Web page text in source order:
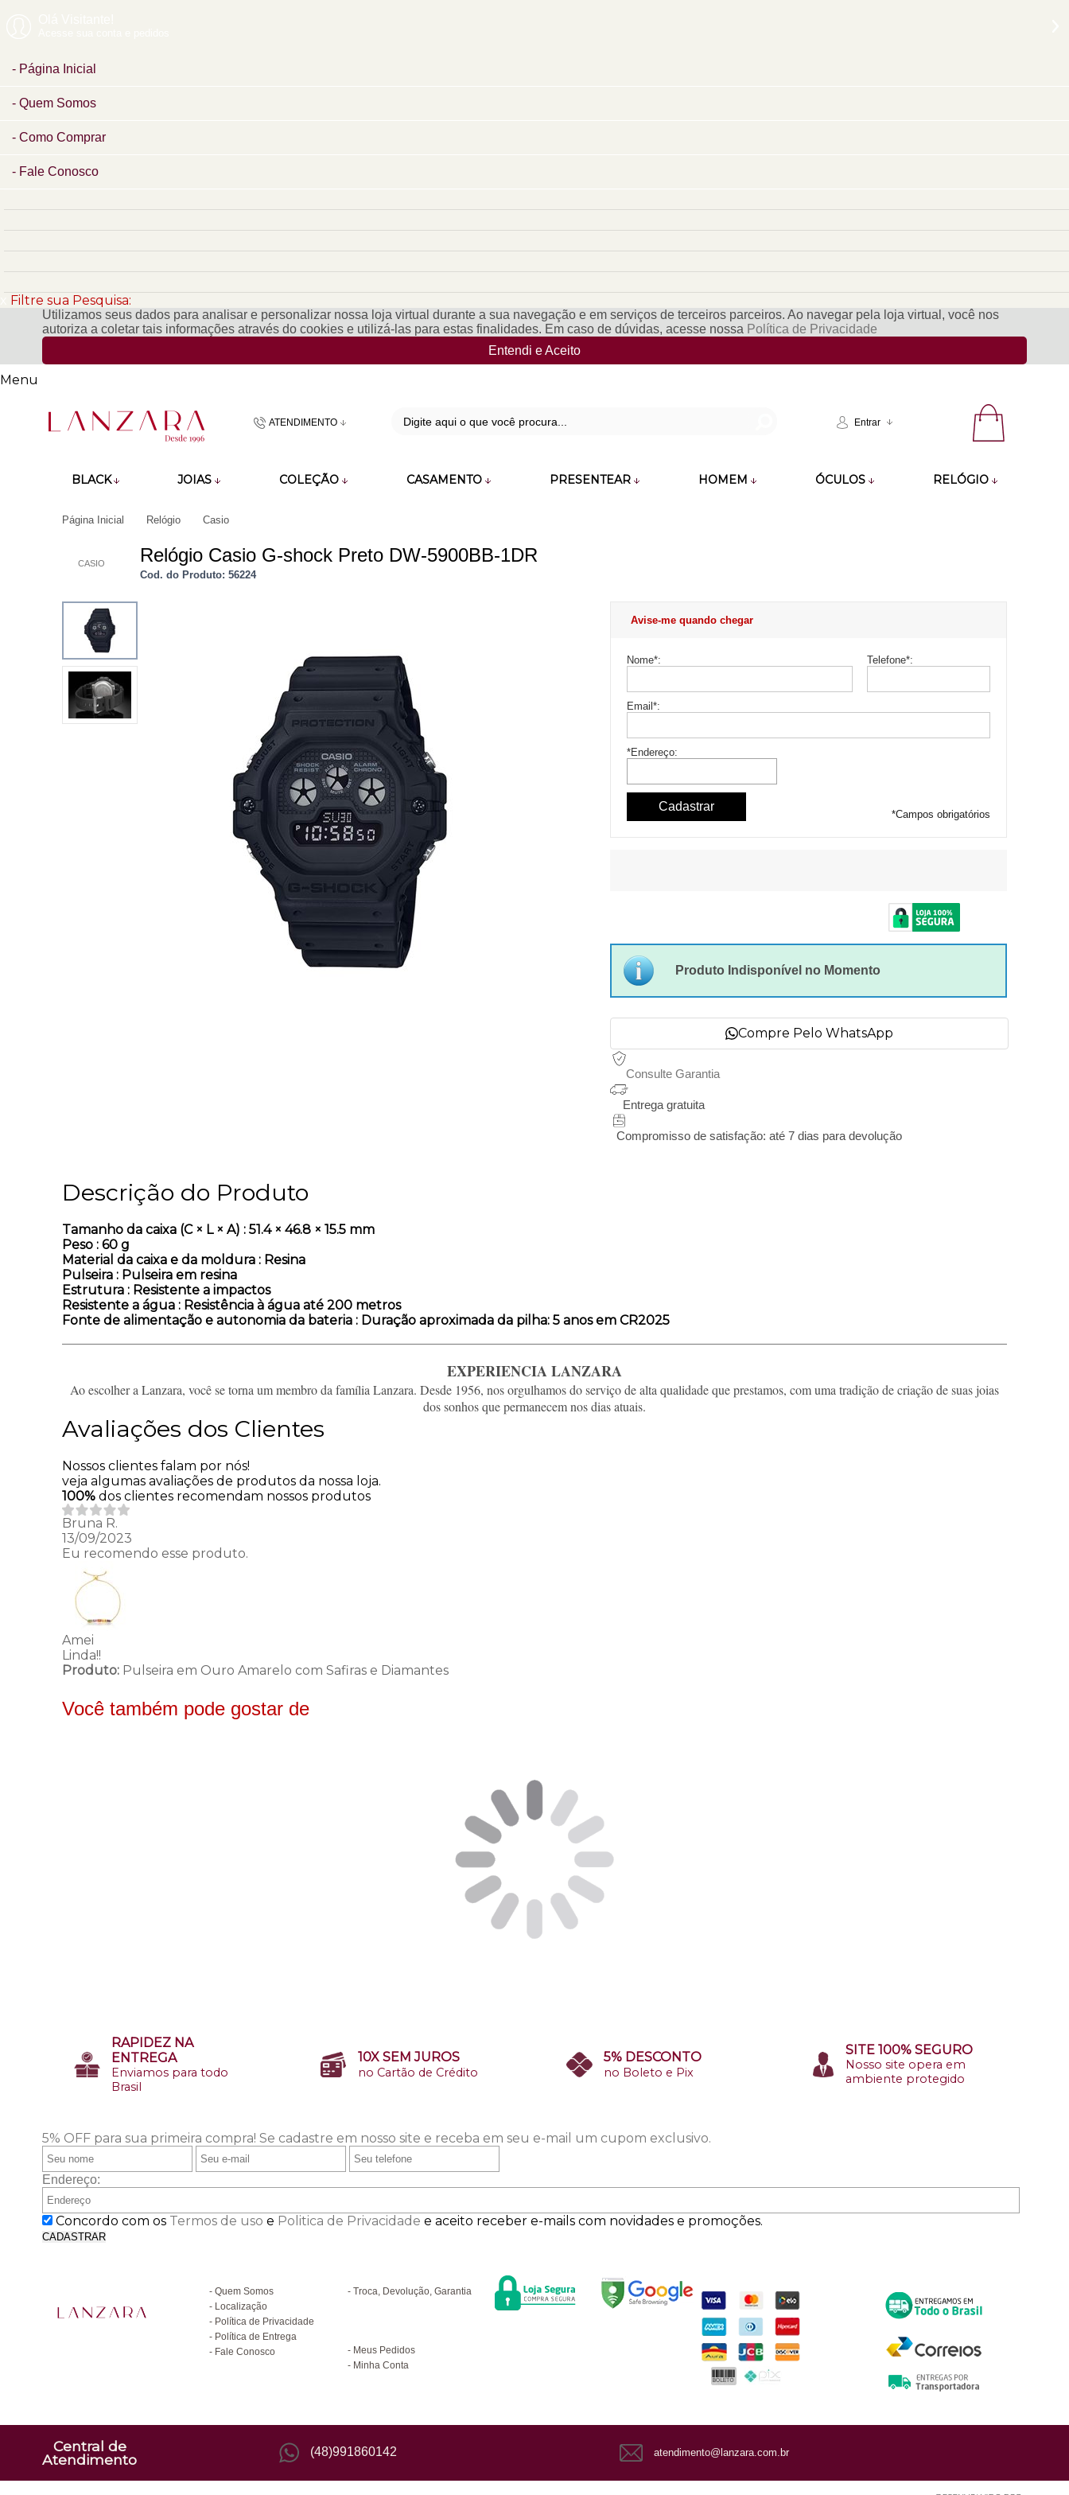
Página Inicial
Quem Somos
Como Comprar
Fale Conosco
Filtre sua Pesquisa:
Utilizamos seus dados para analisar e personalizar nossa loja virtual durante a sua navegação e em serviços de terceiros parceiros. Ao navegar pela loja virtual, você nos
autoriza a coletar tais informações através do cookies e utilizá-las para estas finalidades. Em caso de dúvidas, acesse nossa Política de Privacidade
Entendi e Aceito
Menu
ATENDIMENTO
(48)991860142
Entrar
BLACK JOIAS COLEÇÃO CASAMENTO PRESENTEAR HOMEM ÓCULOS RELÓGIO
Página Inicial Relógio Casio
CASIO Relógio Casio G-shock Preto DW-5900BB-1DR
Cod. do Produto: 56224
Avise-me quando chegar
Nome*: Telefone*:
Email *:
*Endereço:
*Campos obrigatórios
Produto Indisponível no Momento
Compre Pelo WhatsApp
Consulte Garantia
Entrega gratuita
Compromisso de satisfação: até 7 dias para devolução
Descrição do Produto
Tamanho da caixa (C × L × A) : 51.4 × 46.8 × 15.5 mm
Peso: 60 g
Material da caixa e da moldura: Resina
Pulseira: Pulseira em resina
Estrutura: Resistente a impactos
Resistente a água : Resistência à água até 200 metros
Fonte de alimentação e autonomia da bateria: Duração aproximada da pilha: 5 anos em CR2025
EXPERIENCIA LANZARA
Ao escolher a Lanzara, você se torna um membro da família Lanzara. Desde 1956, nos orgulhamos do serviço de alta qualidade que prestamos, com uma tradição de criação de suas joias
dos sonhos que permanecem nos dias atuais.
Avaliações dos Clientes
Nossos clientes falam por nós!
veja algumas avaliações de produtos da nossa loja.
100% dos clientes recomendam nossos produtos
Bruna R.
13/09/2023
Eu recomendo esse produto.
Amei
Linda!!
Produto:Pulseira em Ouro Amarelo com Safiras e Diamantes
Você também pode gostar de
RAPIDEZ NA
ENTREGA
Enviamos para todo
Brasil
10X SEM JUROS
no Cartão de Crédito
5% DESCONTO
no Boleto e Pix
SITE 100% SEGURO
Nosso site opera em
ambiente protegido
5% OFF para sua primeira compra! Se cadastre em nosso site e receba em seu e-mail um cupom exclusivo.
Endereço:
Concordo com os Termos de uso e Politica de Privacidade e aceito receber e-mails com novidades e promoções.
CADASTRAR
Quem Somos
Localização
Política de Privacidade
Política de Entrega
Fale Conosco
Troca, Devolução, Garantia
Meus Pedidos
Minha Conta
Central de
Atendimento
(48)991860142 atendimento@lanzara.com.br